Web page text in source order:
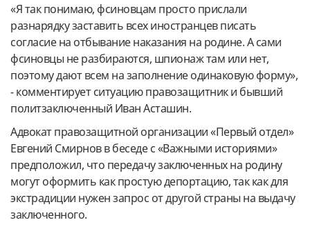
«Я так понимаю, фсиновцам просто прислали
разнарядку заставить всех иностранцев писать
согласие на отбывание наказания на родине. А сами
фсиновцы не разбираются, шпионаж там или нет,
поэтому дают всем на заполнение одинаковую форму»,
- комментирует ситуацию правозащитник и бывший
политзаключенный Иван Асташин.
Адвокат правозащитной организации «Первый отдел»
Евгений Смирнов в беседе с «Важными историями»
предположил, что передачу заключенных на родину
могут оформить как простую депортацию, так как для
экстрадиции нужен запрос от другой страны на выдачу
заключенного.